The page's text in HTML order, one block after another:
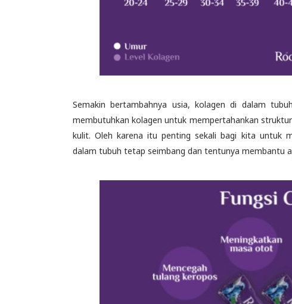
Semakin bertambahnya usia, kolagen di dalam
membutuhkan kolagen untuk mempertahankan
kulit. Oleh karena itu penting sekali bagi kita untuk
dalam tubuh tetap seimbang dan tentunya membantu